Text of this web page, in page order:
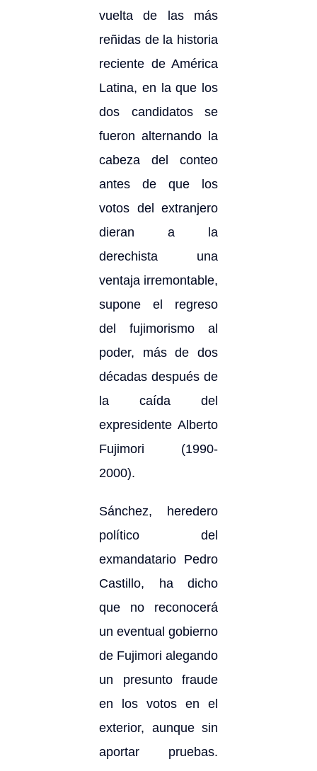
vuelta de las más
reñidas de la historia
reciente de América
Latina, en la que los
dos candidatos se
fueron alternando la
cabeza del conteo
antes de que los
votos del extranjero
dieran a la
derechista una
ventaja irremontable,
supone el regreso
del fujimorismo al
poder, más de dos
décadas después de
la caída del
expresidente Alberto
Fujimori (1990-
2000).
Sánchez, heredero
político del
exmandatario Pedro
Castillo, ha dicho
que no reconocerá
un eventual gobierno
de Fujimori alegando
un presunto fraude
en los votos en el
exterior, aunque sin
aportar pruebas.